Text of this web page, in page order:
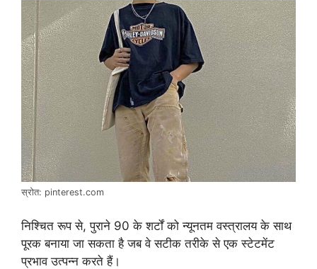
स्रोत: pinterest.com
निश्चित रूप से, पुराने 90 के शर्टों को न्यूनतम वस्त्रालय के साथ
पूरक बनाया जा सकता है जब वे सटीक तरीके से एक स्टेटमेंट
प्रभाव उत्पन्न करते हैं।